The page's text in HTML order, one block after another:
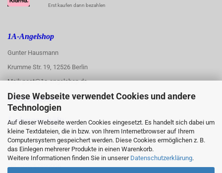
Diese Webseite verwendet Cookies und andere
Technologien
Auf dieser Webseite werden Cookies eingesetzt. Es handelt sich dabei um
kleine Textdateien, die in bzw. von Ihrem Internetbrowser auf Ihrem
Computersystem gespeichert werden. Diese Cookies ermöglichen z. B.
das Einlegen mehrerer Produkte in einen Warenkorb.
Weitere Informationen finden Sie in unserer Datenschutzerklärung.
Erst kaufen dann bezahlen
1A-Angelshop
Gunter Hausmann
Krumme Str. 19, 12526 Berlin
Mail: post@1a-angelshop.de
1A-Angelshop-
Ladengeschäft::
Regattastr. 66
12527 Berlin
Tel.: 030/67890006